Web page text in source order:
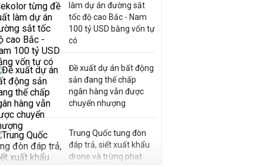
làm dự án đường sắt
tốc độ cao Bắc - Nam
100 tỷ USD bằng vốn tự
có
Đề xuất dự án bất động
sản đang thế chấp
ngân hàng vẫn được
chuyển nhượng
Trung Quốc tung đòn
đáp trả, siết xuất khẩu
drone và trừng phạt